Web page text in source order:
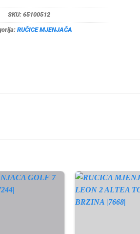
SKU: 65100512
RUČICE MJENJAČA